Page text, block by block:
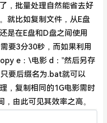
，批量处理自然能省去好
就比如复制文件，从E盘
是在E盘和D盘之间使用
要3分30秒，而如果利用
e：\电影 d：”然后另存
要后缀名为.bat就可以
，复制相同的1G电影需时
由此可见其效率之高。